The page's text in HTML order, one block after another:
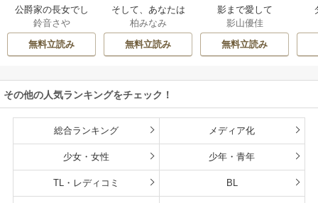
公爵家の長女でし
た
鈴音さや
無料立読み
そして、あなたは
私を捨てる
柏みなみ
無料立読み
影まで愛して
影山優佳
無料立読み
その他の人気ランキングをチェック！
総合ランキング メディア化
少女・女性 少年・青年
TL・レディコミ BL